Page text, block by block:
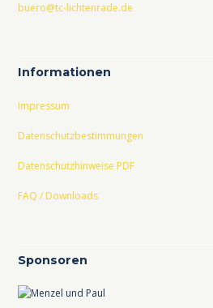
buero@tc-lichtenrade.de
Informationen
Impressum
Datenschutzbestimmungen
Datenschutzhinweise PDF
FAQ / Downloads
Sponsoren